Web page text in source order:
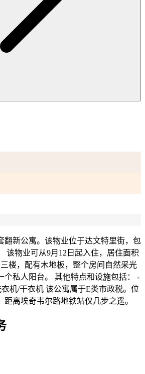
翻新公寓。该物业位于达文特里街，包
该物业可从9月12日起入住，居住面积
楼，配有木地板，整个房间自然采光
个私人阳台。 其他特点和设施包括： -
机/干衣机 该公寓属于E类市政税。位
离埃奇韦尔路地铁站仅几步之遥。